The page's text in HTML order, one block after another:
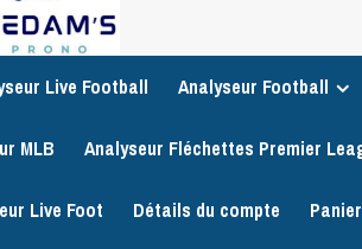
Live Football Analyseur Football
MLB Analyseur Fléchettes Premier
Live Foot Détails du compte Panier